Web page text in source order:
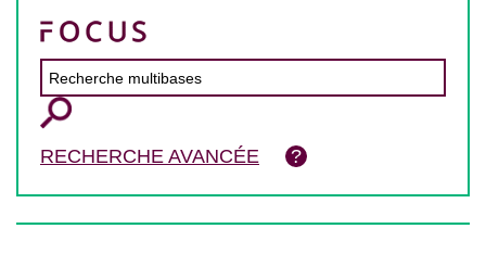
RECHERCHE AVANCÉE